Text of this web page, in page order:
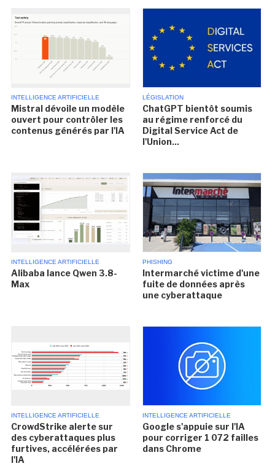
INTELLIGENCE ARTIFICIELLE
Mistral dévoile un modèle
ouvert pour contrôler les
contenus générés par l'IA
LÉGISLATION
ChatGPT bientôt soumis
au régime renforcé du
Digital Service Act de
l'Union...
INTELLIGENCE ARTIFICIELLE
Alibaba lance Qwen 3.8-
Max
PHISHING
Intermarché victime d'une
fuite de données après
une cyberattaque
INTELLIGENCE ARTIFICIELLE
CrowdStrike alerte sur
des cyberattaques plus
furtives, accélérées par
l'IA
INTELLIGENCE ARTIFICIELLE
Google s'appuie sur l'IA
pour corriger 1 072 failles
dans Chrome